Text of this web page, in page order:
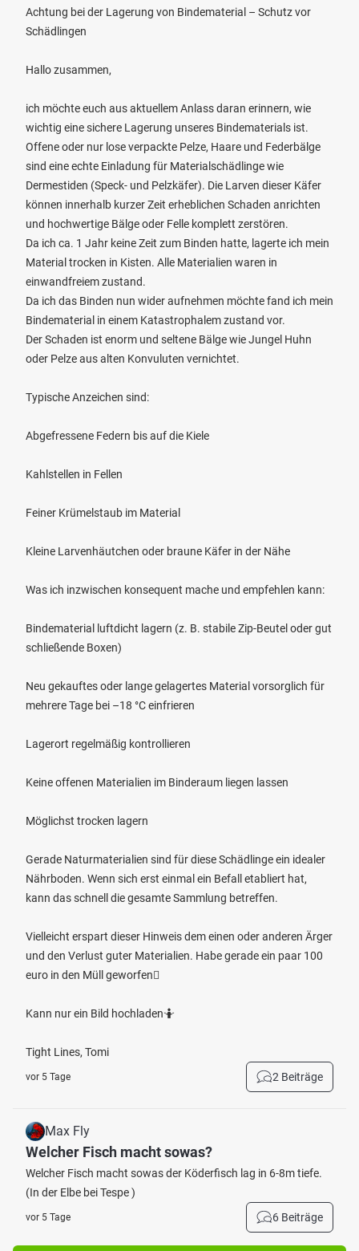
Achtung bei der Lagerung von Bindematerial – Schutz vor
Schädlingen
Hallo zusammen,
ich möchte euch aus aktuellem Anlass daran erinnern, wie
wichtig eine sichere Lagerung unseres Bindematerials ist.
Offene oder nur lose verpackte Pelze, Haare und Federbälge
sind eine echte Einladung für Materialschädlinge wie
Dermestiden (Speck- und Pelzkäfer). Die Larven dieser Käfer
können innerhalb kurzer Zeit erheblichen Schaden anrichten
und hochwertige Bälge oder Felle komplett zerstören.
Da ich ca. 1 Jahr keine Zeit zum Binden hatte, lagerte ich mein
Material trocken in Kisten. Alle Materialien waren in
einwandfreiem zustand.
Da ich das Binden nun wider aufnehmen möchte fand ich mein
Bindematerial in einem Katastrophalem zustand vor.
Der Schaden ist enorm und seltene Bälge wie Jungel Huhn
oder Pelze aus alten Konvuluten vernichtet.
Typische Anzeichen sind:
Abgefressene Federn bis auf die Kiele
Kahlstellen in Fellen
Feiner Krümelstaub im Material
Kleine Larvenhäutchen oder braune Käfer in der Nähe
Was ich inzwischen konsequent mache und empfehlen kann:
Bindematerial luftdicht lagern (z. B. stabile Zip-Beutel oder gut
schließende Boxen)
Neu gekauftes oder lange gelagertes Material vorsorglich für
mehrere Tage bei –18 °C einfrieren
Lagerort regelmäßig kontrollieren
Keine offenen Materialien im Binderaum liegen lassen
Möglichst trocken lagern
Gerade Naturmaterialien sind für diese Schädlinge ein idealer
Nährboden. Wenn sich erst einmal ein Befall etabliert hat,
kann das schnell die gesamte Sammlung betreffen.
Vielleicht erspart dieser Hinweis dem einen oder anderen Ärger
und den Verlust guter Materialien. Habe gerade ein paar 100
euro in den Müll geworfen🫩
Kann nur ein Bild hochladen🤷
Tight Lines, Tomi
vor 5 Tage 2 Beiträge
Max Fly
Welcher Fisch macht sowas?
Welcher Fisch macht sowas der Köderfisch lag in 6-8m tiefe.
(In der Elbe bei Tespe )
vor 5 Tage 6 Beiträge